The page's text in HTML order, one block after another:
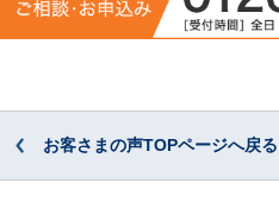
お客さまの声TOPページへ戻る